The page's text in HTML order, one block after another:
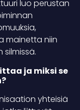
luo perustan
mainetta niin
silmissä.
ja miksi se
yhteisiä